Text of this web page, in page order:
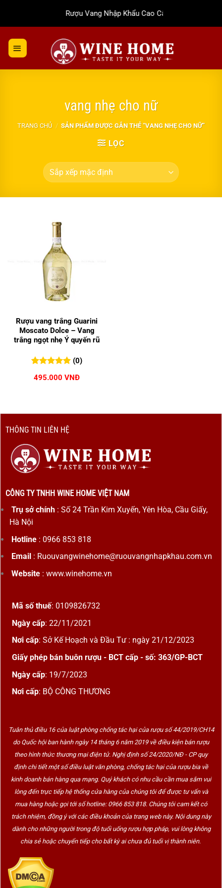
dung
Rượu Vang Nhập Khẩu Cao Cấp
vang nhẹ cho nữ
TRANG CHỦ / SẢN PHẨM ĐƯỢC GẮN THẺ “VANG NHẸ CHO NỮ”
LỌC
Rượu vang trắng Guarini
Moscato Dolce – Vang
trắng ngọt nhẹ Ý quyến rũ
đánh giá
(0)
495.000 VNĐ
THÔNG TIN LIÊN HỆ
CÔNG TY TNHH WINE HOME VIỆT NAM
Trụ sở chính: Số 24 Trần Kim Xuyến, Yên Hòa, Cầu Giấy,
Hà Nội
Hotline: 0966 853 818
Email : Ruouvangwinehome@ruouvangnhapkhau.com.vn
Website: www.winehome.vn
Mã số thuế: 0109826732
Ngày cấp: 22/11/2021
Nơi cấp: Sở Kế Hoạch và Đầu Tư : ngày 21/12/2023
Giấy phép bán buôn rượu - BCT cấp - số: 363/GP-BCT
Ngày cấp: 19/7/2023
Nơi cấp: BỘ CÔNG THƯƠNG
Tuân thủ điều 16 của luật phòng chống tác hại của rượu số 44/2019/CH14
do Quốc hội ban hành ngày 14 tháng 6 năm 2019 về điều kiện bán rượu
theo hình thức thương mại điện tử. Nghị định số 24/2020/NĐ - CP quy
định chi tiết một số điều luật văn phòng, chống tác hại của rượu bia về
kinh doanh bán hàng qua mạng. Quý khách có nhu cầu cần mua sắm vui
lòng đến trực tiếp hệ thống cửa hàng của chúng tôi để được tư vấn và
mua hàng hoặc gọi tới số hotline: 0966 853 818. Chúng tôi cam kết có
trách nhiệm, đồng ý với các điều khoản của trang web này. Nội dung này
dành cho những người trong độ tuổi uống rượu hợp pháp, vui lòng không
chia sẻ hoặc chuyển tiếp cho bất kỳ ai chưa đủ tuổi vị thành niên.